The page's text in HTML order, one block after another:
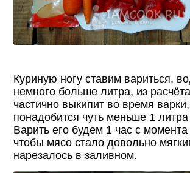
Куриную ногу ставим вариться,
немного больше литра, из
частично выкипит во время
понадобится чуть меньше 1
Варить его будем 1 час с момента
чтобы мясо стало довольно
нарезалось в заливном.